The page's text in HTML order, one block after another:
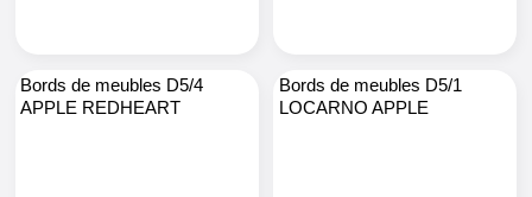
Bords de meubles D5/4
APPLE REDHEART
Bords de meubles D5/1
LOCARNO APPLE